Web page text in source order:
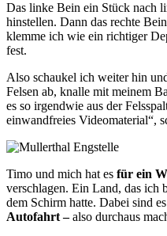
Das linke Bein ein Stück nach
hinstellen. Dann das rechte
klemme ich wie ein richtiger
fest.
Also schaukel ich weiter hin
Felsen ab, knalle mit meinem
es so irgendwie aus der
einwandfreies Videomaterial“,
Timo und mich hat es für ein
verschlagen. Ein Land, das ich
dem Schirm hatte. Dabei sind
Autofahrt –also durchaus